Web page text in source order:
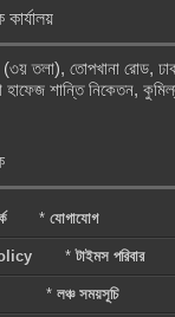
কার্যালয়
তলা), তোপখানা রোড,
হাফেজ শান্তি নিকেতন,
* যোগাযোগ
*টাইমস পরিবার
লঞ্চ সময়সূচি